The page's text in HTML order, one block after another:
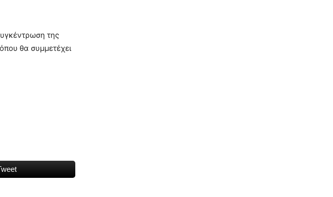
της
θα συμμετέχει